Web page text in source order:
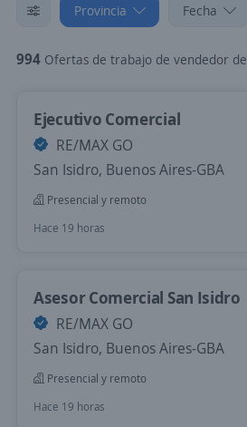
Provincia Fecha
994 Ofertas de trabajo de vendedor demostrador en Buenos Aires-GBA
Ejecutivo Comercial
RE/MAX GO
San Isidro, Buenos Aires-GBA
Presencial y remoto
Hace 19 horas
Asesor Comercial San Isidro
RE/MAX GO
San Isidro, Buenos Aires-GBA
Presencial y remoto
Hace 19 horas